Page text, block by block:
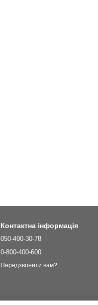
Контактна інформація
050-490-30-78
0-800-400-600
Передзвонити вам?